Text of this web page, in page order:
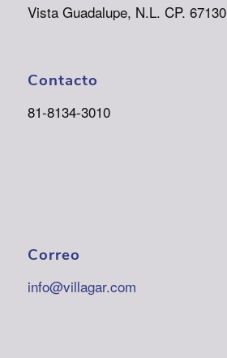
Vista Guadalupe, N.L. CP. 67130
Contacto
81-8134-3010
Correo
info@villagar.com